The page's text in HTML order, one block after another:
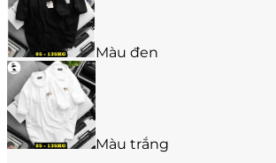
có
nhiều
biến
thể.
Các
tùy
chọn
có
thể
Màu đen
Màu trắng